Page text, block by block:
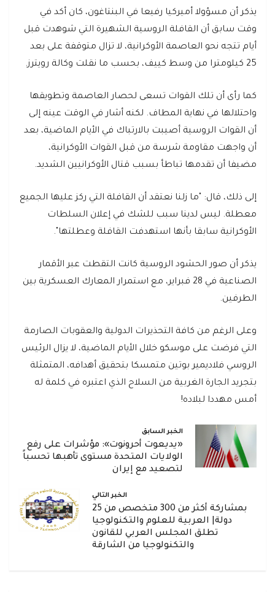
يذكر أن مسؤولا أميركيا رفيعا في البنتاغون، كان أكد في
وقت سابق أن القافلة الروسية الشهيرة التي شوهدت قبل
أيام تتجه نحو العاصمة الأوكرانية، لا تزال متوقفة على بعد
25 كيلومترا من وسط كييف، بحسب ما نقلت وكالة رويترز.
كما رأى أن تلك القوات تسعى لحصار العاصمة وتطويقها
واحتلالها في نهاية المطاف. لكنه أشار في الوقت عينه إلى
أن القوات الروسية أصيبت بالارتباك في الأيام الماضية، بعد
أن واجهت مقاومة شرسة من قبل القوات الأوكرانية،
مضيفا أن تقدمها تباطأ بسبب قتال الأوكرانيين الشديد.
إلى ذلك، قال: "ما زلنا نعتقد أن القافلة التي ركز عليها الجميع
معطلة. ليس لدينا سبب للشك في إعلان السلطات
الأوكرانية سابقا بأنها استهدفت القافلة وعطلتها".
يذكر أن صور الحشود الروسية كانت التقطت عبر الأقمار
الصناعية في 28 فبراير، مع استمرار المعارك العسكرية بين
الطرفين.
وعلى الرغم من كافة التحذيرات الدولية والعقوبات الصارمة
التي فرضت على موسكو خلال الأيام الماضية، لا يزال الرئيس
الروسي فلاديمير بوتين متمسكا بتحقيق أهدافه، المتمثلة
بتجريد الجارة الغربية من السلاح الذي اعتبره في كلمة له
أمس مهددا لبلاده!
الخبر السابق
«يديعوت أحرونوت»: مؤشرات على رفع
الولايات المتحدة مستوى تأهبها تحسباً
لتصعيد مع إيران
الخبر التالي
بمشاركة أكثر من 300 متخصص من 25
دولة| العربية للعلوم والتكنولوجيا
تطلق المجلس العربي للقانون
والتكنولوجيا من الشارقة